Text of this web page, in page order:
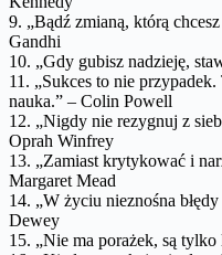
9. „Bądź zmianą, którą
Gandhi
10. „Gdy gubisz nadzieję,
11. „Sukces to nie
nauka.” – Colin Powell
12. „Nigdy nie rezygnuj z
Oprah Winfrey
13. „Zamiast krytykować i
Margaret Mead
14. „W życiu nieznośna
Dewey
15. „Nie ma porażek, są